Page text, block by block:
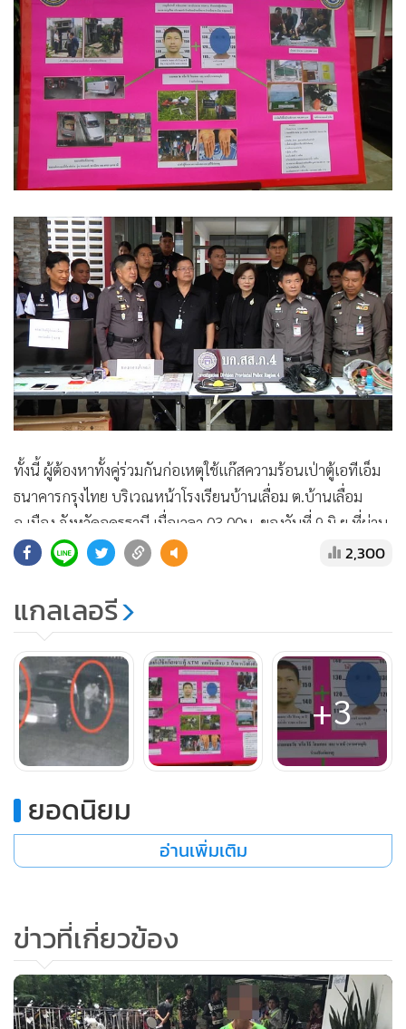
แสดงเพิ่มเติม
2,300
แกลเลอรี
+3
ยอดนิยม
อ่านเพิ่มเติม
ข่าวที่เกี่ยวข้อง